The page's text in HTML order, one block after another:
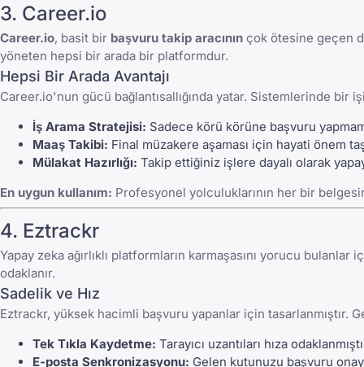
3. Career.io
Career.io, basit bir başvuru takip aracının çok ötesine geçen
yöneten hepsi bir arada bir platformdur.
Hepsi Bir Arada Avantajı
Career.io'nun gücü bağlantısallığında yatar. Sistemlerinde
İş Arama Stratejisi: Sadece körü körüne başvuru
Maaş Takibi: Final müzakere aşaması için hayati önem
Mülakat Hazırlığı: Takip ettiğiniz işlere dayalı olarak
En uygun kullanım: Profesyonel yolculuklarının her bir
4. Eztrackr
Yapay zeka ağırlıklı platformların karmaşasını yorucu bulanlar
odaklanır.
Sadelik ve Hız
Eztrackr, yüksek hacimli başvuru yapanlar için tasarlanmıştır.
Tek Tıkla Kaydetme: Tarayıcı uzantıları hıza
E-posta Senkronizasyonu: Gelen kutunuzu başvuru